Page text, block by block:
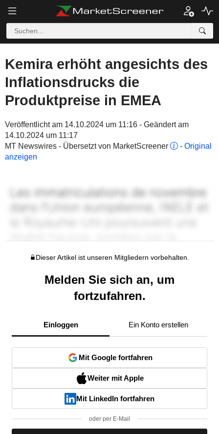
Kemira erhöht angesichts des
Inflationsdrucks die
Produktpreise in EMEA
Veröffentlicht am 14.10.2024 um 11:16 - Geändert am
14.10.2024 um 11:17
MT Newswires - Übersetzt von MarketScreener
- Original
anzeigen
Dieser Artikel ist unseren Mitgliedern vorbehalten.
Melden Sie sich an, um
fortzufahren.
Einloggen Ein Konto erstellen
Mit Google fortfahren
Weiter mit Apple
Mit LinkedIn fortfahren
oder per E-Mail